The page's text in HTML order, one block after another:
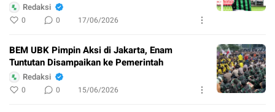
Redaksi
0 0 17/06/2026
BEM UBK Pimpin Aksi di Jakarta, Enam
Tuntutan Disampaikan ke Pemerintah
Redaksi
0 0 15/06/2026